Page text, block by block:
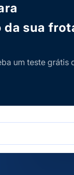
da sua
um teste grátis